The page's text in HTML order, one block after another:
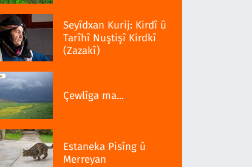
Seyîdxan Kurij: Kirdî û
Tarîhî Nuştişî Kirdkî
(Zazakî)
Çewlîga ma...
Estaneka Pisîng û
Merreyan